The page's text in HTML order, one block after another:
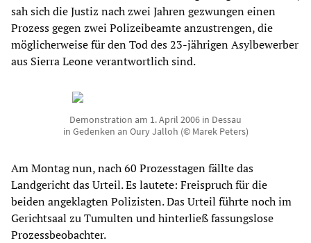
sah sich die Justiz nach zwei Jahren gezwungen einen
Prozess gegen zwei Polizeibeamte anzustrengen, die
möglicherweise für den Tod des 23-jährigen Asylbewerber
aus Sierra Leone verantwortlich sind.
Demonstration am 1. April 2006 in Dessau
in Gedenken an Oury Jalloh (© Marek Peters)
Am Montag nun, nach 60 Prozesstagen fällte das
Landgericht das Urteil. Es lautete: Freispruch für die
beiden angeklagten Polizisten. Das Urteil führte noch im
Gerichtsaal zu Tumulten und hinterließ fassungslose
Prozessbeobachter.